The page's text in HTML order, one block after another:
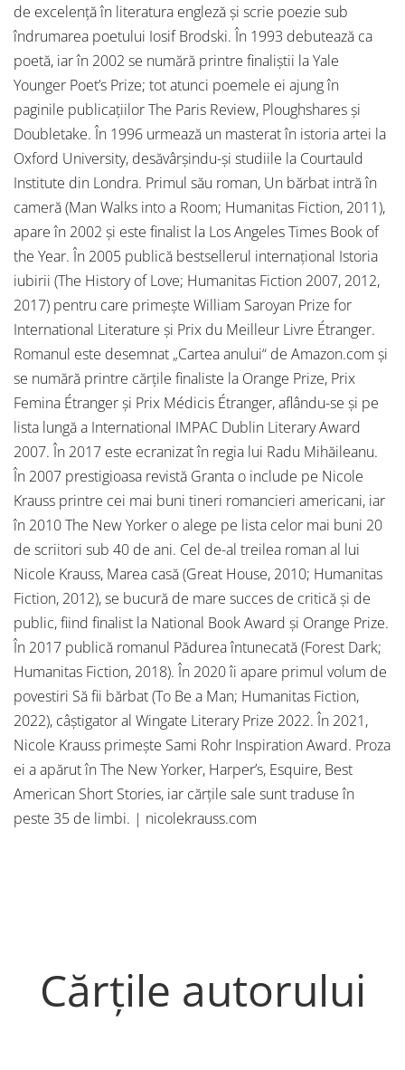
de excelenţă în literatura engleză şi scrie poezie sub
îndrumarea poetului Iosif Brodski. În 1993 debutează ca
poetă, iar în 2002 se numără printre finaliştii la Yale
Younger Poet’s Prize; tot atunci poemele ei ajung în
paginile publicaţiilor The Paris Review, Ploughshares şi
Doubletake. În 1996 urmează un masterat în istoria artei la
Oxford University, desăvârşindu-şi studiile la Courtauld
Institute din Londra. Primul său roman, Un bărbat intră în
cameră (Man Walks into a Room; Humanitas Fiction, 2011),
apare în 2002 şi este finalist la Los Angeles Times Book of
the Year. În 2005 publică bestsellerul internaţional Istoria
iubirii (The History of Love; Humanitas Fiction 2007, 2012,
2017) pentru care primeşte William Saroyan Prize for
International Literature şi Prix du Meilleur Livre Étranger.
Romanul este desemnat „Cartea anului“ de Amazon.com şi
se numără printre cărţile finaliste la Orange Prize, Prix
Femina Étranger şi Prix Médicis Étranger, aflându-se şi pe
lista lungă a International IMPAC Dublin Literary Award
2007. În 2017 este ecranizat în regia lui Radu Mihăileanu.
În 2007 prestigioasa revistă Granta o include pe Nicole
Krauss printre cei mai buni tineri romancieri americani, iar
în 2010 The New Yorker o alege pe lista celor mai buni 20
de scriitori sub 40 de ani. Cel de-al treilea roman al lui
Nicole Krauss, Marea casă (Great House, 2010; Humanitas
Fiction, 2012), se bucură de mare succes de critică și de
public, fiind finalist la National Book Award și Orange Prize.
În 2017 publică romanul Pădurea întunecată (Forest Dark;
Humanitas Fiction, 2018). În 2020 îi apare primul volum de
povestiri Să fii bărbat (To Be a Man; Humanitas Fiction,
2022), câștigator al Wingate Literary Prize 2022. În 2021,
Nicole Krauss primește Sami Rohr Inspiration Award. Proza
ei a apărut în The New Yorker, Harper’s, Esquire, Best
American Short Stories, iar cărțile sale sunt traduse în
peste 35 de limbi. | nicolekrauss.com
Cărțile autorului